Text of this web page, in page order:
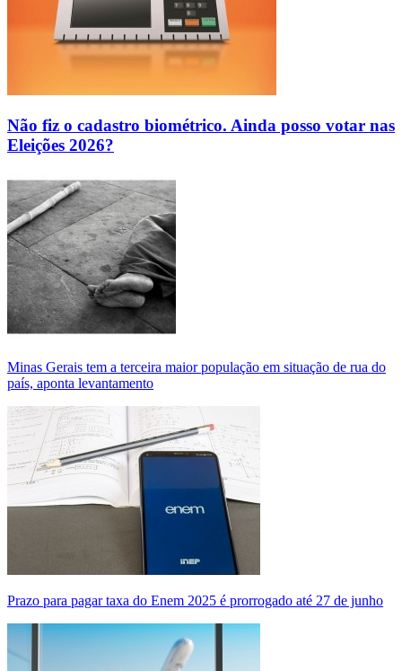
Não fiz o cadastro biométrico. Ainda posso votar nas
Eleições 2026?
Minas Gerais tem a terceira maior população em situação de rua do
país, aponta levantamento
Prazo para pagar taxa do Enem 2025 é prorrogado até 27 de junho